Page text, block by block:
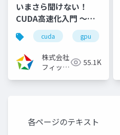
いまさら聞けない！
CUDA高速化入門 ～プ
ログラミングモデルと
アーキテクチャの解
説、高速化の実践～
（2021/10/29）
cuda gpu
株式会社
フィック
55.1K
各ページのテキスト